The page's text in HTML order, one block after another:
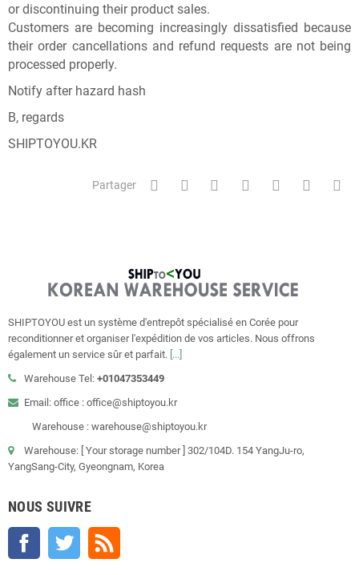
or discontinuing their product sales.
Customers are becoming increasingly dissatisfied because
their order cancellations and refund requests are not being
processed properly.
Notify after hazard hash
B, regards
SHIPTOYOU.KR
Partager
SHIPTOYOU est un système d'entrepôt spécialisé en Corée pour
reconditionner et organiser l'expédition de vos articles. Nous offrons
également un service sûr et parfait. [...]
Warehouse Tel: +01047353449
Email: office : office@shiptoyou.kr
Warehouse : warehouse@shiptoyou.kr
Warehouse: [ Your storage number ] 302/104D. 154 YangJu-ro,
YangSang-City, Gyeongnam, Korea
NOUS SUIVRE
Facebook Twitter